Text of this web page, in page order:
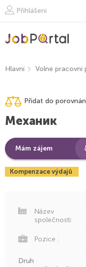
Přihlášeni
Hlavní Volné pracovní
Přidat do
Механик
Mám zájem
Kompenzace výdajů
Název
společnosti:
Pozice :
Druh